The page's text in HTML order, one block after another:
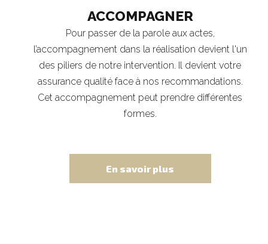
ACCOMPAGNER
Pour passer de la parole aux actes,
l’accompagnement dans la réalisation devient l'un
des piliers de notre intervention. Il devient votre
assurance qualité face à nos recommandations.
Cet accompagnement peut prendre différentes
formes.
En savoir plus